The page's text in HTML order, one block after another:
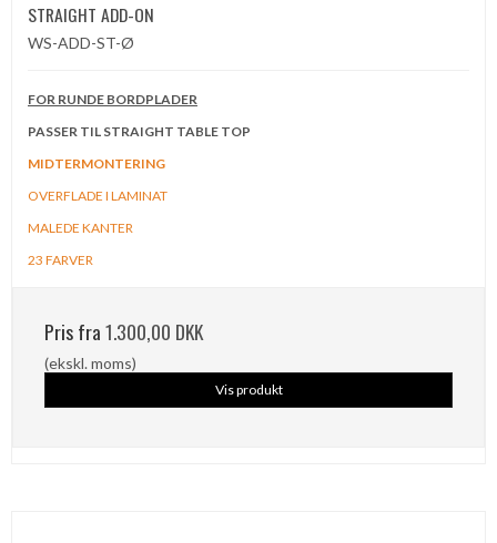
STRAIGHT ADD-ON
WS-ADD-ST-Ø
FOR RUNDE BORDPLADER
PASSER TIL STRAIGHT TABLE TOP
MIDTERMONTERING
OVERFLADE I LAMINAT
MALEDE KANTER
23 FARVER
Pris fra1.300,00 DKK
(ekskl. moms)
Vis produkt